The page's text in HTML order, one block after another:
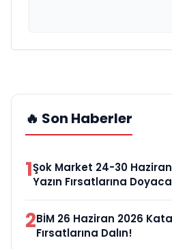
🔥 Son Haberler
1Şok Market 24-30
Yazın Fırsatlarına
2BİM 26 Haziran 2026
Fırsatlarına Dalın!